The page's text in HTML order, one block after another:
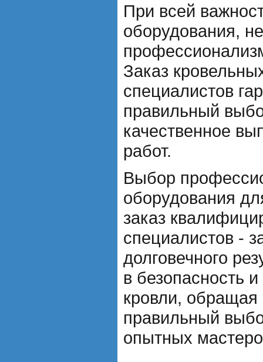
При всей
оборудования,
Заказ
специалистов
правильный
качественное
работ.
Выбор
оборудования
заказ
специалистов -
долговечного
в безопасность
кровли,
правильный
опытных